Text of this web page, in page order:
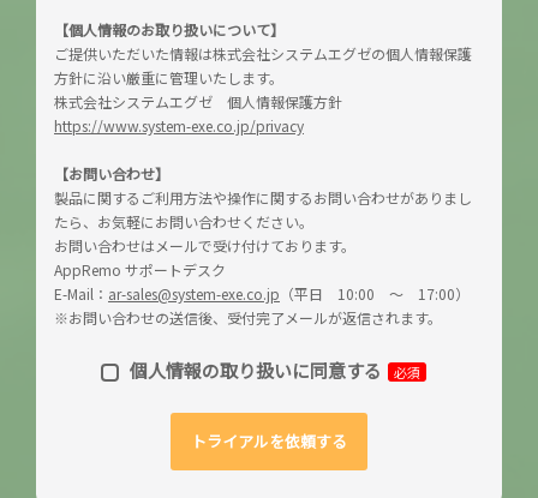
【個人情報のお取り扱いについて】
ご提供いただいた情報は株式会社システムエグゼの個人情報保護
方針に沿い厳重に管理いたします。
株式会社システムエグゼ 個人情報保護方針
https://www.system-exe.co.jp/privacy
【お問い合わせ】
製品に関するご利用方法や操作に関するお問い合わせがありまし
たら、お気軽にお問い合わせください。
お問い合わせはメールで受け付けております。
AppRemo サポートデスク
E-Mail： ar-sales@system-exe.co.jp （平日 10:00 ～ 17:00）
※お問い合わせの送信後、受付完了メールが返信されます。
個人情報の取り扱いに同意する 必須